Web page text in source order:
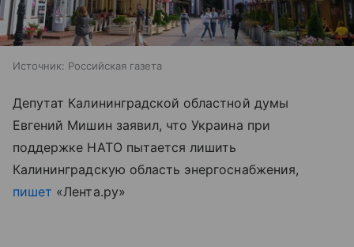
Источник: Российская газета
Депутат Калининградской областной думы
Евгений Мишин заявил, что Украина при
поддержке НАТО пытается лишить
Калининградскую область энергоснабжения,
пишет «Лента.ру»